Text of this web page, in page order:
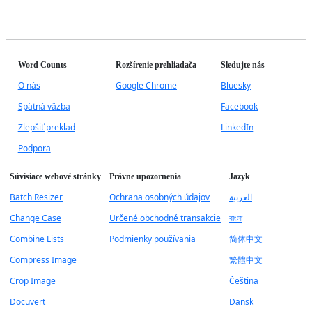
Word Counts
O nás
Spätná väzba
Zlepšiť preklad
Podpora
Rozšírenie prehliadača
Google Chrome
Sledujte nás
Bluesky
Facebook
LinkedIn
Súvisiace webové stránky
Batch Resizer
Change Case
Combine Lists
Compress Image
Crop Image
Docuvert
Právne upozornenia
Ochrana osobných údajov
Určené obchodné transakcie
Podmienky používania
Jazyk
العربية
বাংলা
简体中文
繁體中文
Čeština
Dansk